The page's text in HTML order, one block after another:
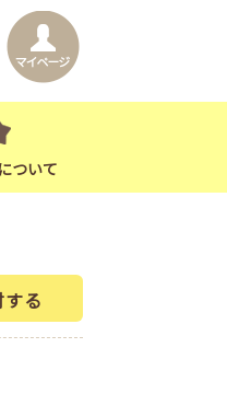
ついて
る